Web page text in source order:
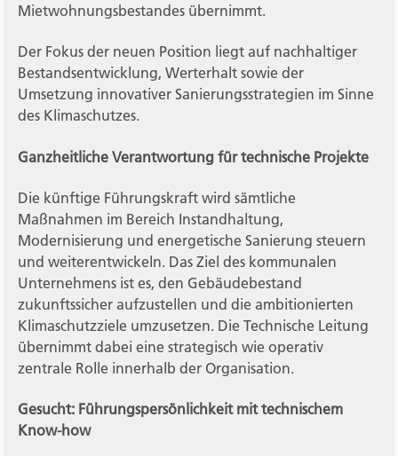
Mietwohnungsbestandes übernimmt.
Der Fokus der neuen Position liegt auf nachhaltiger
Bestandsentwicklung, Werterhalt sowie der
Umsetzung innovativer Sanierungsstrategien im Sinne
des Klimaschutzes.
Ganzheitliche Verantwortung für technische Projekte
Die künftige Führungskraft wird sämtliche
Maßnahmen im Bereich Instandhaltung,
Modernisierung und energetische Sanierung steuern
und weiterentwickeln. Das Ziel des kommunalen
Unternehmens ist es, den Gebäudebestand
zukunftssicher aufzustellen und die ambitionierten
Klimaschutzziele umzusetzen. Die Technische Leitung
übernimmt dabei eine strategisch wie operativ
zentrale Rolle innerhalb der Organisation.
Gesucht: Führungspersönlichkeit mit technischem
Know-how